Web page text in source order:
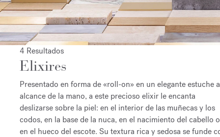
4 Resultados
Elixires
Presentado en forma de «roll-on» en un elegante estuche
alcance de la mano, a este precioso elixir le encanta
deslizarse sobre la piel: en el interior de las muñecas y los
codos, en la base de la nuca, en el nacimiento del cabello o
en el hueco del escote. Su textura rica y sedosa se funde